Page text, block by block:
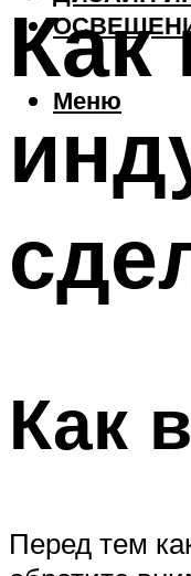
Меню
Как
Как
Перед тем